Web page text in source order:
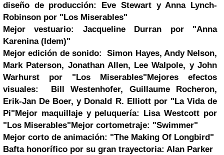
diseño de producción:
Eve Stewart y Anna Lynch-
Robinson por "Los Miserables"
Mejor vestuario:
Jacqueline Durran por "Anna
Karenina (Idem)"
Mejor edición de sonido:
Simon Hayes, Andy Nelson,
Mark Paterson, Jonathan Allen, Lee Walpole, y John
Warhurst por "Los Miserables"Mejores efectos
visuales:
Bill Westenhofer, Guillaume Rocheron,
Erik-Jan De Boer, y Donald R. Elliott por "La Vida de
Pi"Mejor maquillaje y peluquería: Lisa Westcott por
"Los Miserables"Mejor cortometraje: "Swimmer"
Mejor corto de animación: "The Making Of Longbird"
Bafta honorífico por su gran trayectoria: Alan Parker